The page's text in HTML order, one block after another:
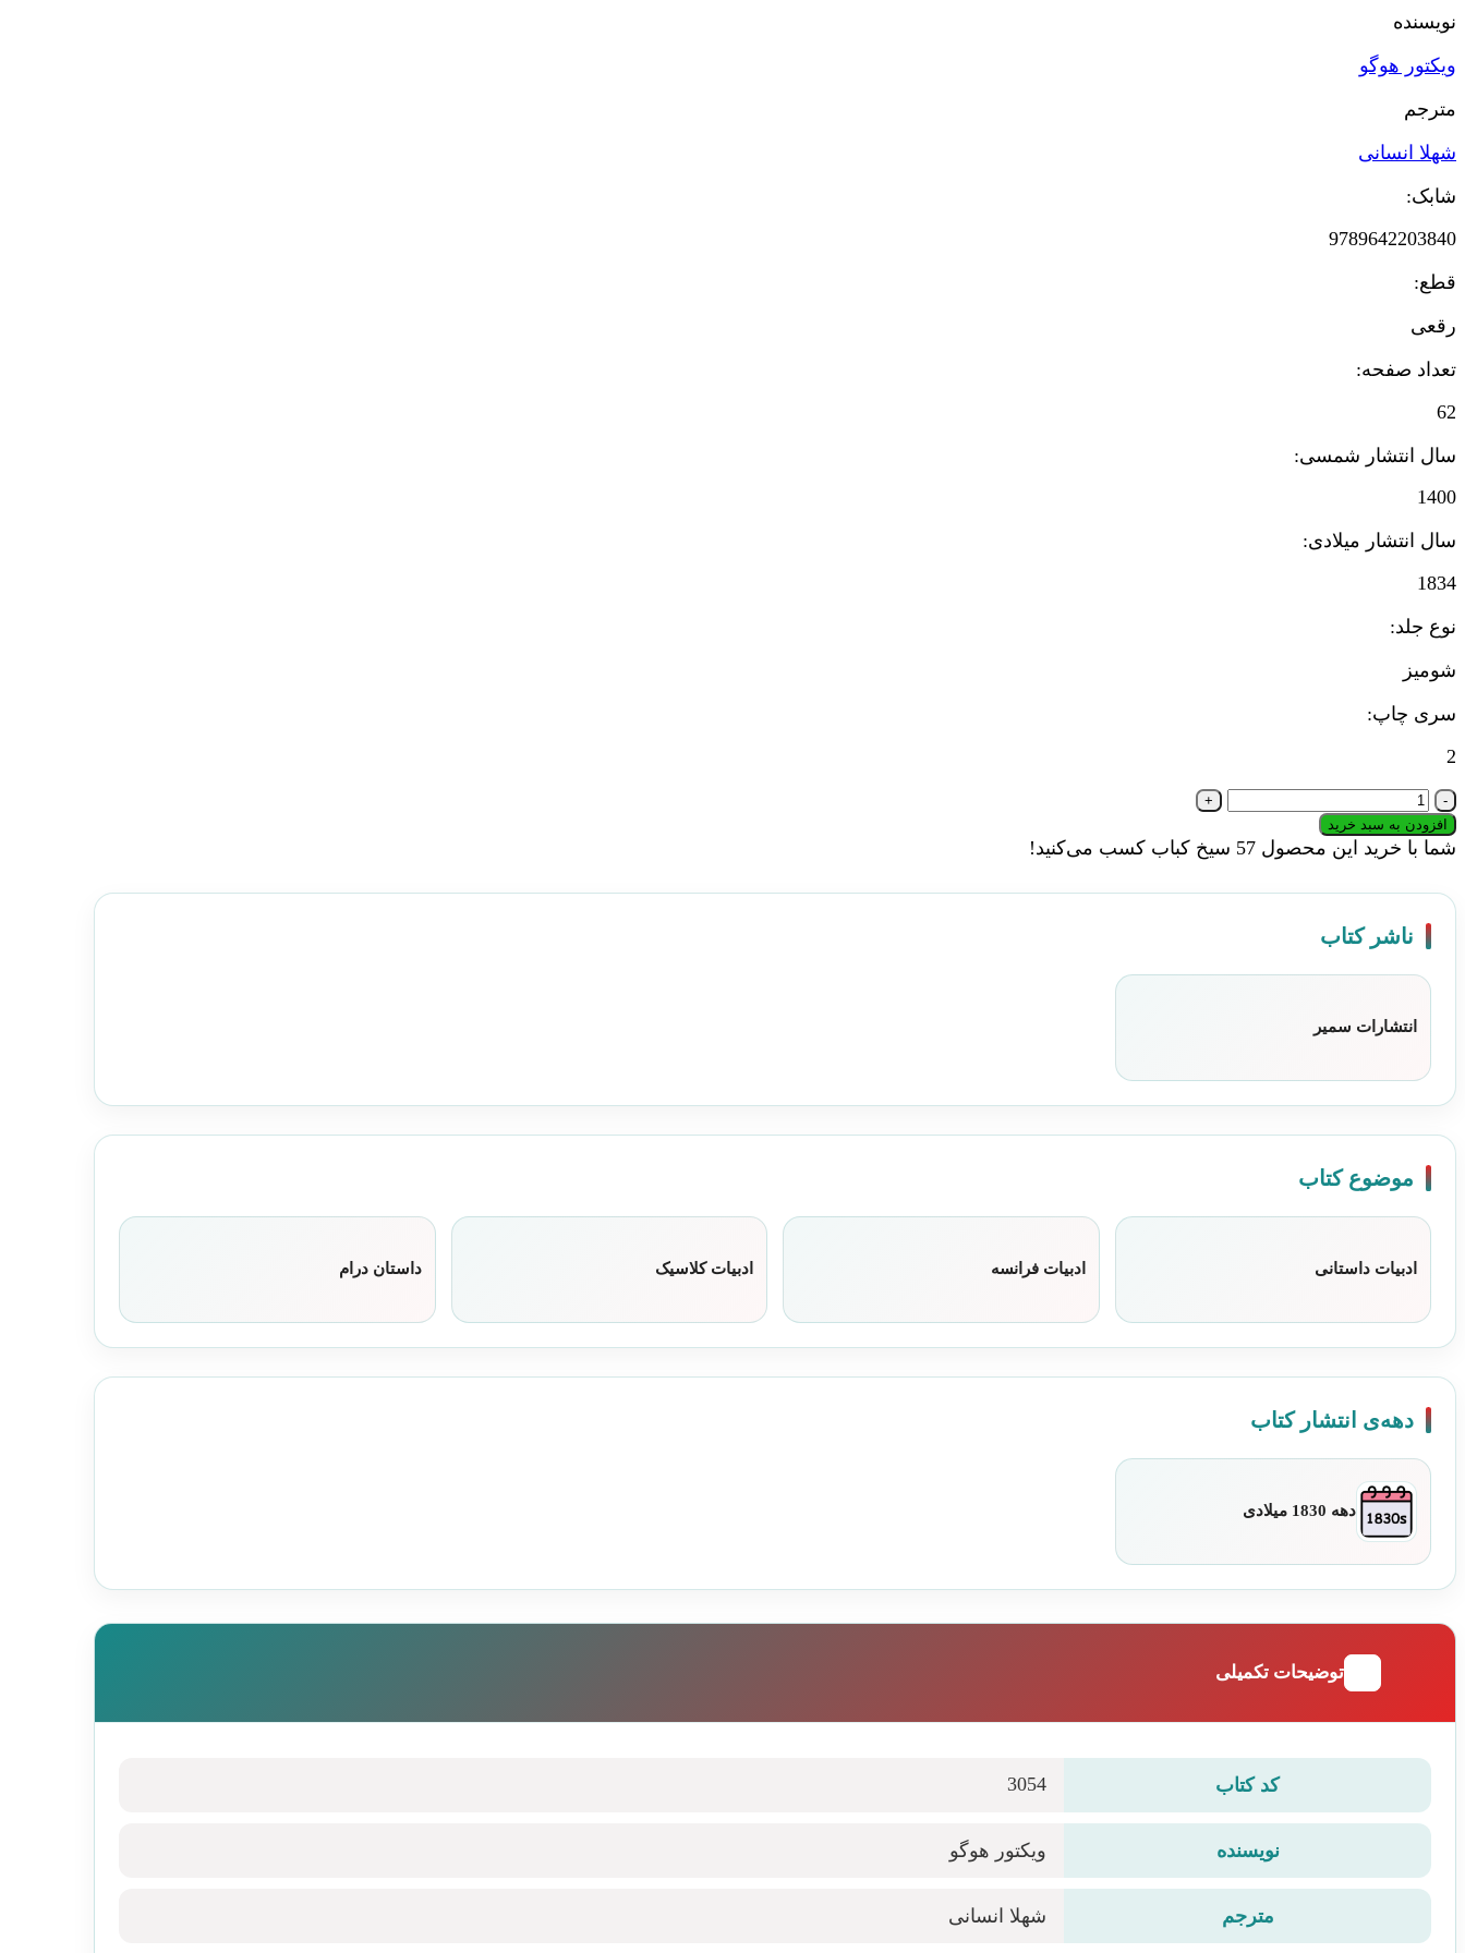
نویسنده
ویکتور هوگو
مترجم
شهلا انسانی
شابک:
9789642203840
قطع:
رقعی
تعداد صفحه:
62
سال انتشار شمسی:
1400
سال انتشار میلادی:
1834
نوع جلد:
شومیز
سری چاپ:
2
کتاب
کلود
ولگرد
انتشارات
عدد
افزودن به سبد خرید
شما با خرید این محصول 57 سیخ کباب کسب می‌کنید!
ناشر کتاب
انتشارات سمیر
موضوع کتاب
ادبیات داستانی ادبیات فرانسه ادبیات کلاسیک داستان درام
دهه‌ی انتشار کتاب
دهه 1830 میلادی
توضیحات تکمیلی
کد کتاب 3054
نویسنده ویکتور هوگو
مترجم شهلا انسانی